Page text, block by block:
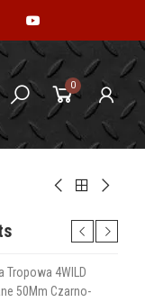
0
Tropowa 4WILD
50Mm Czarno-